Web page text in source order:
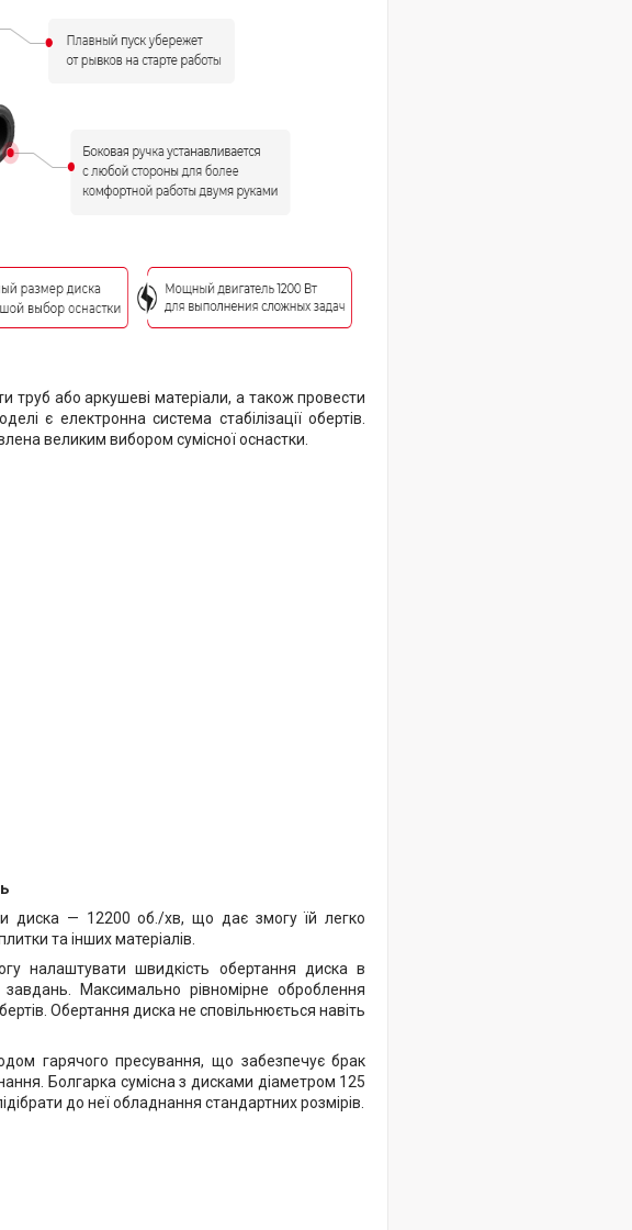
труб або аркушеві матеріали, а також провести
є електронна система стабілізації обертів.
великим вибором сумісної оснастки.
диска — 12200 об./хв, що дає змогу їй легко
та інших матеріалів.
налаштувати швидкість обертання диска в
Максимально рівномірне оброблення
Обертання диска не сповільнюється навіть
гарячого пресування, що забезпечує брак
Болгарка сумісна з дисками діаметром 125
до неї обладнання стандартних розмірів.